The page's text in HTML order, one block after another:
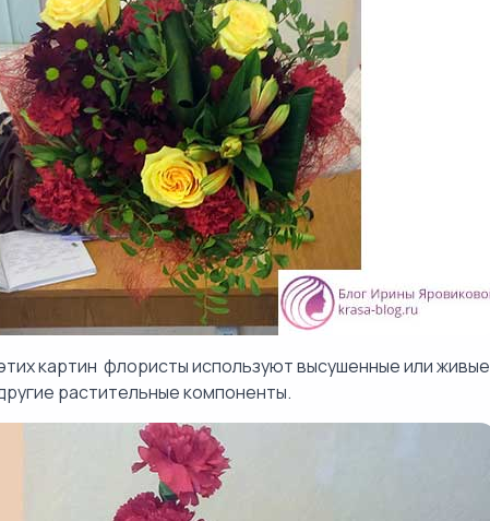
картин флористы используют высушенные или живые
растительные компоненты.